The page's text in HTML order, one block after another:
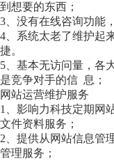
到想要的东西；
3、没有在线咨询功能
4、系统太老了维护起
捷。
5、基本无访问量，各
是竞争对手的信 息；
网站运营维护服务
1、影响力科技定期网
文件资料服务；
2、提供从网站信息管
管理服务；